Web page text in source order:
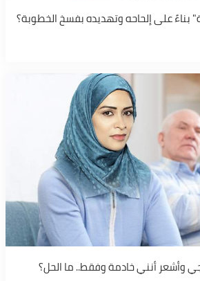
على إلحاحه وتهديده بفسخ الخطوبة؟
وأشعر أنني خادمة وفقط.. ما الحل؟